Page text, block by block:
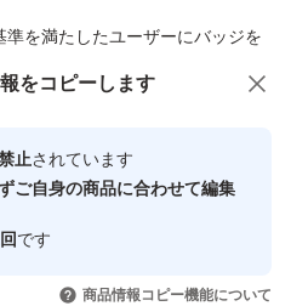
を満たしたユーザーにバッジを
心・安全なユーザーです
引を完了させた実績があります
をコピーします
止されています
ご自身の商品に合わせて編集
です
商品情報コピー機能について
スメ